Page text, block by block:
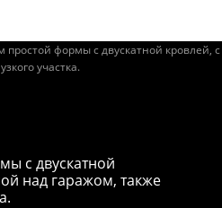
с двускатной
над гаражом, также